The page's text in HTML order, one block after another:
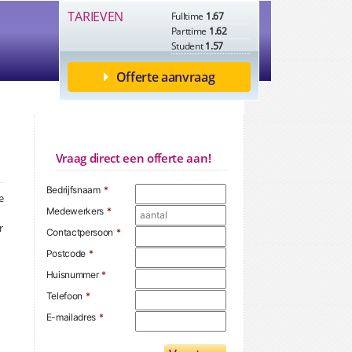
TARIEVEN Fulltime 1.67
Parttime 1.62
Student1.57
Offerte aanvraag
Vraag direct een offerte aan!
Bedrijfsnaam *
Medewerkers *
Contactpersoon *
Postcode *
Huisnummer *
Telefoon *
E-mailadres *